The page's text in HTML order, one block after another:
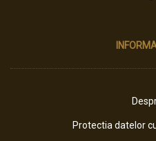
Protectia datelor